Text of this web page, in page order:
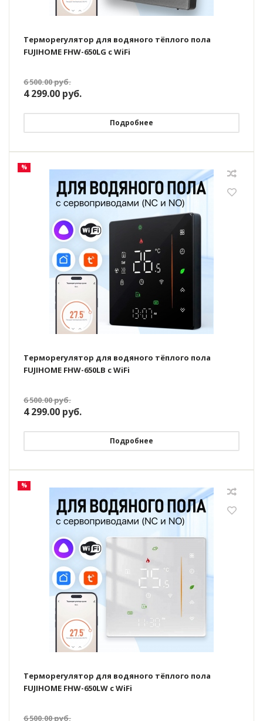
Терморегулятор для водяного тёплого пола
FUJIHOME FHW-650LG с WiFi
6 500.00руб.
4 299.00 руб.
Подробнее
%
Терморегулятор для водяного тёплого пола
FUJIHOME FHW-650LB с WiFi
6 500.00руб.
4 299.00 руб.
Подробнее
%
Терморегулятор для водяного тёплого пола
FUJIHOME FHW-650LW с WiFi
6 500.00руб.